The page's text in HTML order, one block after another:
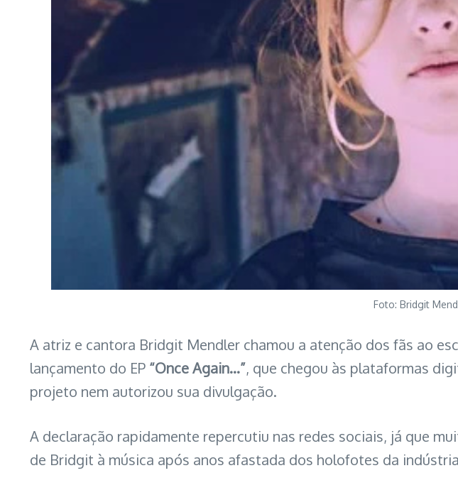
Foto: Bridgit
A atriz e cantora Bridgit Mendler chamou a atenção dos fãs ao
lançamento do EP “Once Again…”, que chegou às plataformas
projeto nem autorizou sua divulgação.
A declaração rapidamente repercutiu nas redes sociais, já que
de Bridgit à música após anos afastada dos holofotes da